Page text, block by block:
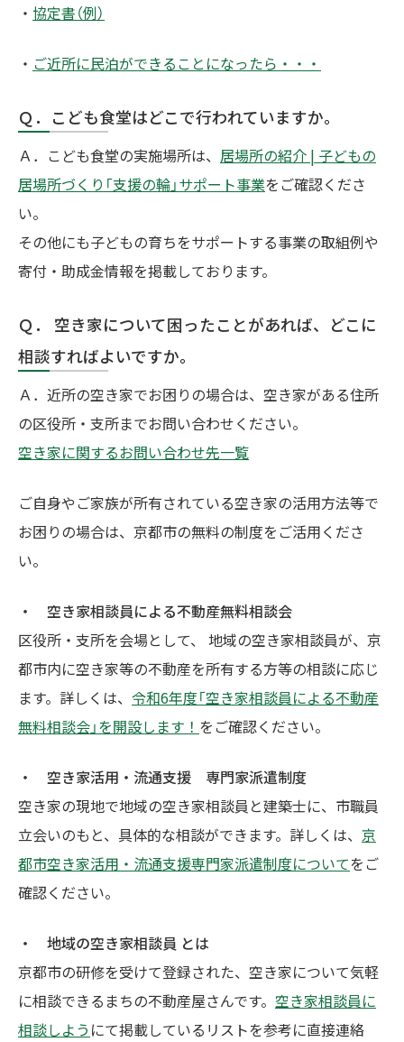
・ 協定書（例）
・ ご近所に民泊ができることになったら・・・
Ｑ．こども食堂はどこで行われていますか。
Ａ．こども食堂の実施場所は、 居場所の紹介 | 子どもの
居場所づくり「支援の輪」サポート事業をご確認くださ
い。
その他にも子どもの育ちをサポートする事業の取組例や
寄付・助成金情報を掲載しております。
Ｑ． 空き家について困ったことがあれば、どこに
相談すればよいですか。
Ａ．近所の空き家でお困りの場合は、空き家がある住所
の区役所・支所までお問い合わせください。
空き家に関するお問い合わせ先一覧
ご自身やご家族が所有されている空き家の活用方法等で
お困りの場合は、京都市の無料の制度をご活用くださ
い。
・ 空き家相談員による不動産無料相談会
区役所・支所を会場として、 地域の空き家相談員が、京
都市内に空き家等の不動産を所有する方等の相談に応じ
ます。詳しくは、 令和6年度「空き家相談員による不動産
無料相談会」を開設します！ をご確認ください。
・ 空き家活用・流通支援 専門家派遣制度
空き家の現地で地域の空き家相談員と建築士に、市職員
立会いのもと、具体的な相談ができます。詳しくは、 京
都市空き家活用・流通支援専門家派遣制度についてをご
確認ください。
・ 地域の空き家相談員 とは
京都市の研修を受けて登録された、空き家について気軽
に相談できるまちの不動産屋さんです。 空き家相談員に
相談しよう にて掲載しているリストを参考に直接連絡